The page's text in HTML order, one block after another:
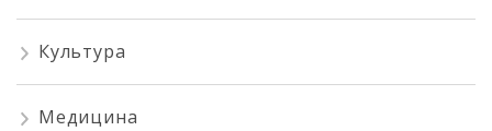
Культура
Медицина